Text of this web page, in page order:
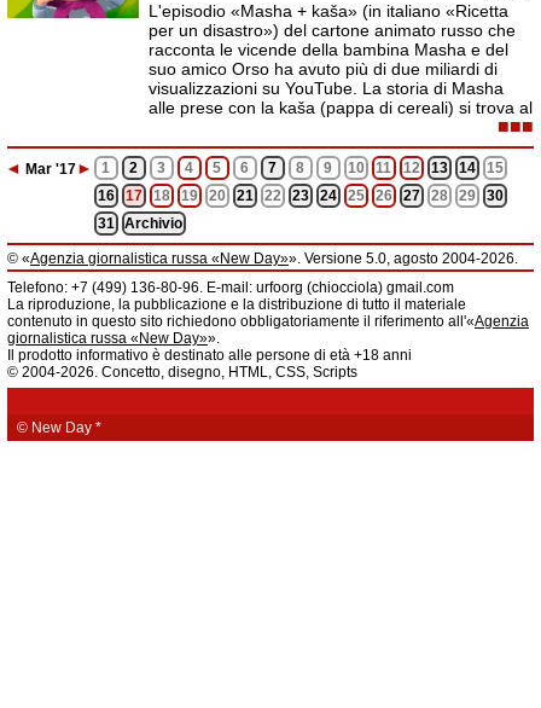
L'episodio «Masha + kaša» (in italiano «Ricetta
per un disastro») del cartone animato russo che
racconta le vicende della bambina Masha e del
suo amico Orso ha avuto più di due miliardi di
visualizzazioni su YouTube. La storia di Masha
alle prese con la kaša (pappa di cereali) si trova al
■■■
◄ Mar '17► 1 2 3 4 5 6 7 8 9 10 11 12 13 14
15
16
17 18 19 20 21 22 23 24 25 26 27 28 29
30
31
Archivio
© «Agenzia giornalistica russa «New Day»». Versione 5.0, agosto 2004-2026.
Informazioni
Agenzia giornalistica russa «New Day» registrata dal Servizio federale di
telecomunicazioni, tecnologie informatiche e mass media della Federazione
Russa. Certificato di registrazione dei mass media: EL № FS 77 - 61044 del 5
marzo 2015.
Fondatore: «New Day» S.r.l., indirizzo di redazione: 620014, città di
Ekaterinburgo, via Radišev, pal.6, scala «А», uff. 1104.
fornisce informazioni.
Telefono: +7 (499) 136-80-96. E-mail: urfoorg (chiocciola) gmail.com
La riproduzione, la pubblicazione e la distribuzione di tutto il materiale
contenuto in questo sito richiedono obbligatoriamente il riferimento all'«Agenzia
giornalistica russa «New Day»».
Il prodotto informativo è destinato alle persone di età +18 anni
© 2004-2026. Concetto, disegno, HTML, CSS, Scripts
© New Day *